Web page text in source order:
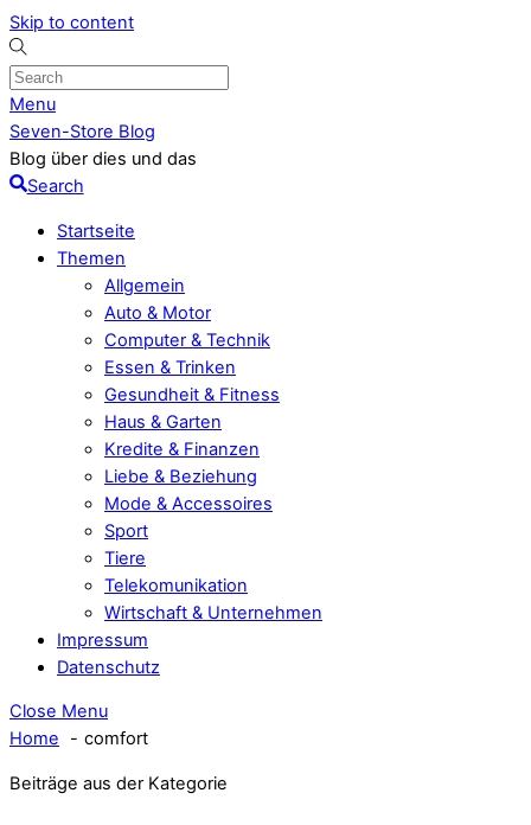
Skip to content
Menu
Seven-Store Blog
Blog über dies und das
Search
Startseite
Themen
Allgemein
Auto & Motor
Computer & Technik
Essen & Trinken
Gesundheit & Fitness
Haus & Garten
Kredite & Finanzen
Liebe & Beziehung
Mode & Accessoires
Sport
Tiere
Telekomunikation
Wirtschaft & Unternehmen
Impressum
Datenschutz
Close Menu
Home
comfort
Beiträge aus der Kategorie